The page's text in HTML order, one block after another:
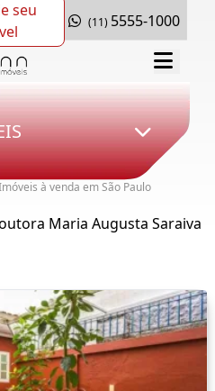
seu
(11) 5555-1000
à venda em São Paulo
Maria Augusta Saraiva